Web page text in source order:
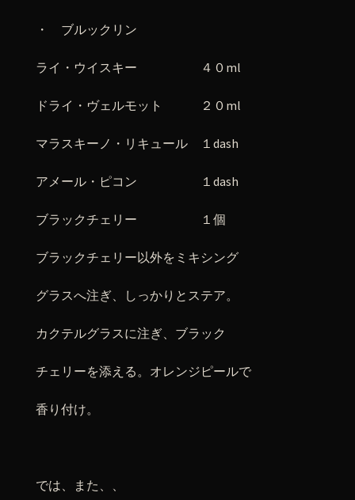
・ ブルックリン
ライ・ウイスキー ４０ml
ドライ・ヴェルモット ２０ml
マラスキーノ・リキュール １dash
アメール・ピコン １dash
ブラックチェリー １個
ブラックチェリー以外をミキシング
グラスへ注ぎ、しっかりとステア。
カクテルグラスに注ぎ、ブラック
チェリーを添える。オレンジピールで
香り付け。
では、また、、